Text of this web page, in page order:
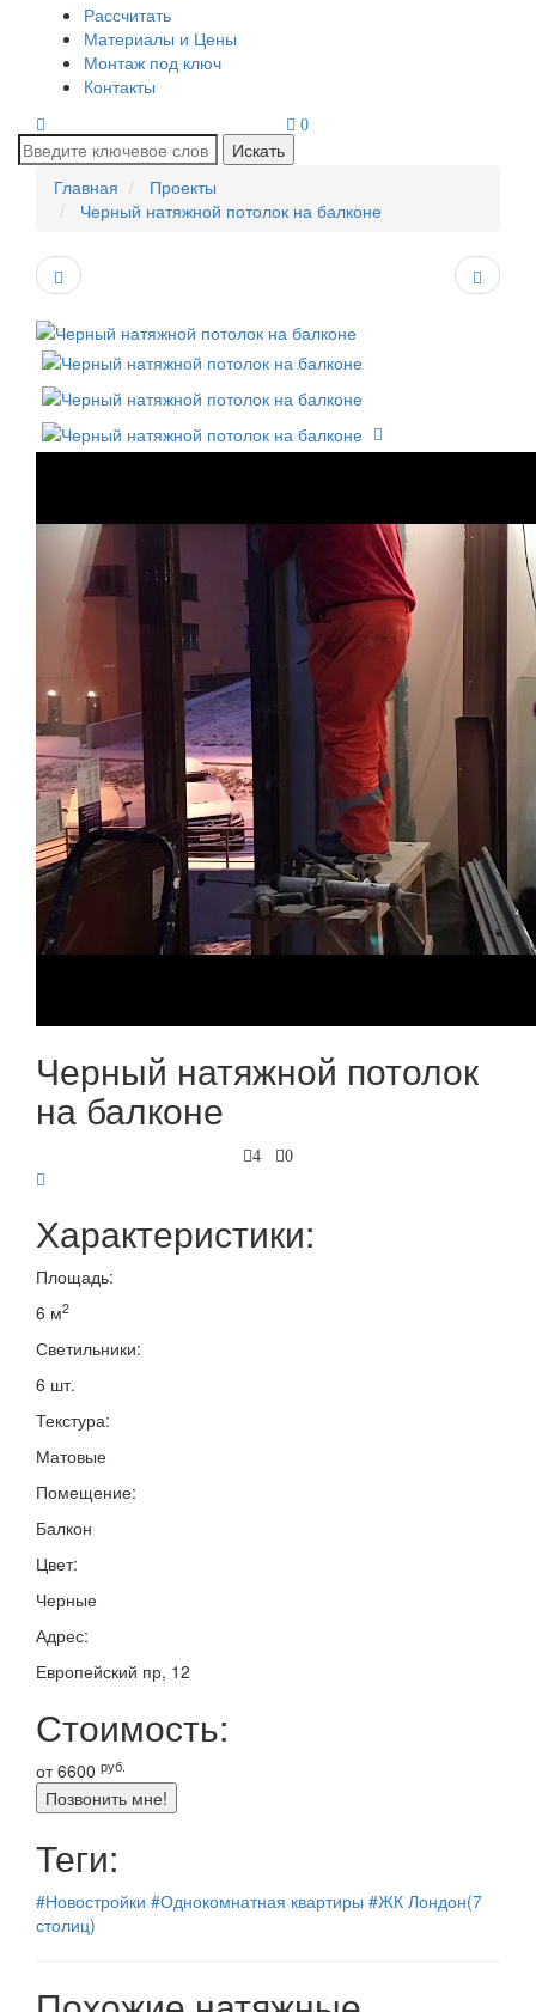
Рассчитать
Материалы и Цены
Монтаж под ключ
Контакты
0
Искать
Главная
Проекты
Черный натяжной потолок на балконе
Черный натяжной потолок
на балконе
4 0
Характеристики:
Площадь:
6 м2
Светильники:
6 шт.
Текстура:
Матовые
Помещение:
Балкон
Цвет:
Черные
Адрес:
Европейский пр, 12
Стоимость:
от6600 руб.
Позвонить мне!
Теги:
#Новостройки #Однокомнатная квартиры #ЖК Лондон(7
столиц)